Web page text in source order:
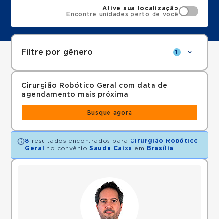
Ative sua localização
Encontre unidades perto de você
Filtre por gênero 1
Cirurgião Robótico Geral com data de
agendamento mais próxima
Busque agora
8 resultados encontrados para Cirurgião Robótico
Geral
no convênio Saude Caixa em Brasília